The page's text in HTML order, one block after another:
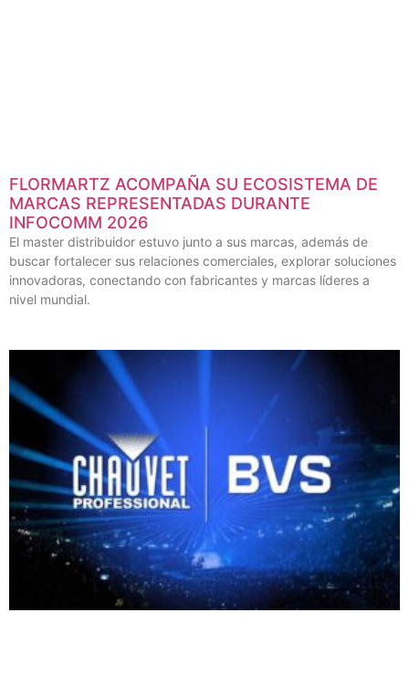
FLORMARTZ ACOMPAÑA SU ECOSISTEMA DE
MARCAS REPRESENTADAS DURANTE
INFOCOMM 2026
El master distribuidor estuvo junto a sus marcas, además de
buscar fortalecer sus relaciones comerciales, explorar soluciones
innovadoras, conectando con fabricantes y marcas líderes a
nivel mundial.